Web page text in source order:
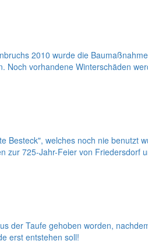
2010 wurde die
vorhandene Winterschäden
welches noch nie benutzt
zur 725-Jahr-Feier von Friedersdorf
der Taufe gehoben worden,
erst entstehen soll!